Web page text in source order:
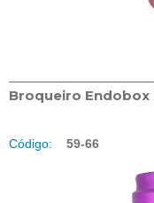
Código: 59-66
Broqueiro Endobox